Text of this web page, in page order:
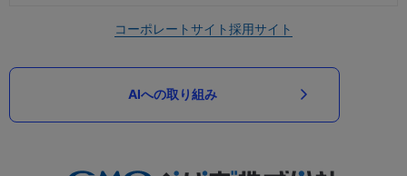
コーポレートサイト採用サイト
AIへの取り組み